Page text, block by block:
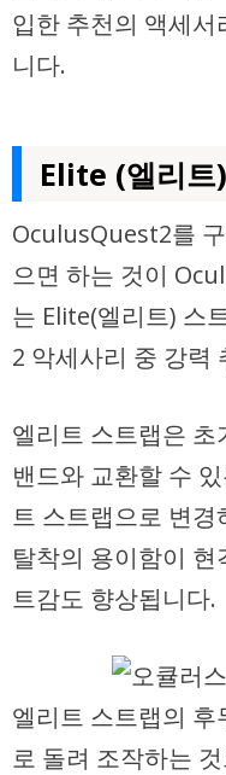
입한 추천의 액세
니다.
Elite (엘리트
OculusQuest2를
으면 하는 것이
는 Elite(엘리트) 스
2 악세사리 중 강력
엘리트 스트랩은
밴드와 교환할 수
트 스트랩으로 변경
탈착의 용이함이
트감도 향상됩니다.
엘리트 스트랩의
로 돌려 조작하는